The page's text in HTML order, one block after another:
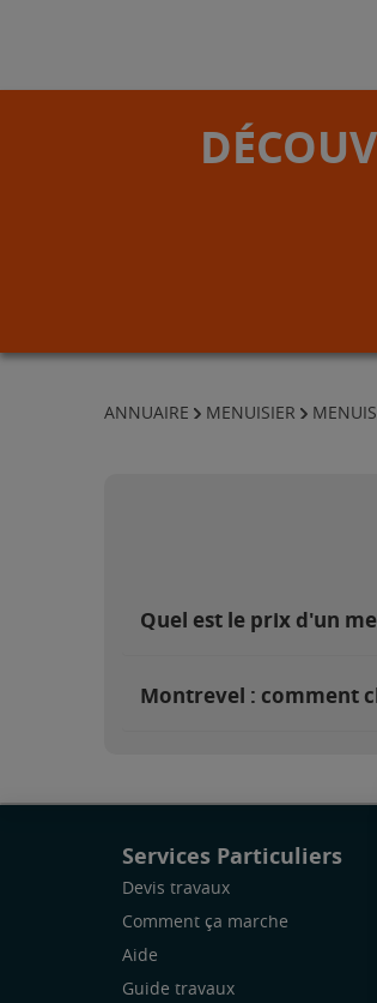
ANNUAIRE MENUISIER
Quel est le prix d'un
Montrevel : comment
Services Particuliers
Devis travaux
Comment ça marche
Aide
Guide travaux